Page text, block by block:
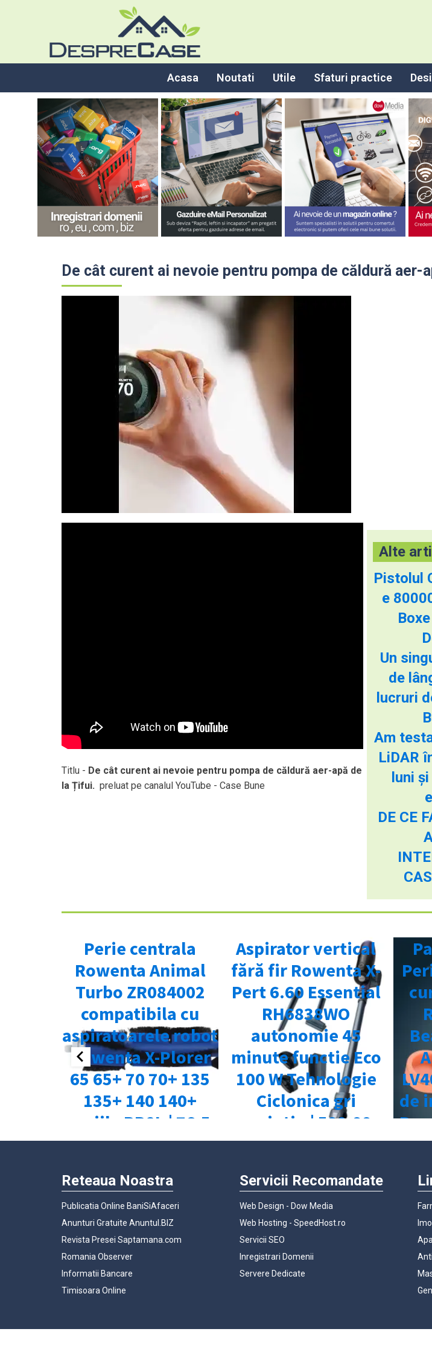
Acasa Noutati Utile Sfaturi practice
De cât curent ai nevoie pentru pompa de căldură aer-
Titlu - De cât curent ai nevoie pentru pompa de căldură aer-apă de
la Țifui. preluat pe canalul YouTube - Case Bune
Alte
Pistolul
e
Un
de
lucruri
Am
LiDAR
luni
DE CE
Reteaua Noastra
Publicatia Online BaniSiAfaceri
Anunturi Gratuite Anuntul.BIZ
Revista Presei Saptamana.com
Romania Observer
Informatii Bancare
Timisoara Online
Servicii Recomandate
Web Design - Dow Media
Web Hosting - SpeedHost.ro
Servicii SEO
Inregistrari Domenii
Servere Dedicate